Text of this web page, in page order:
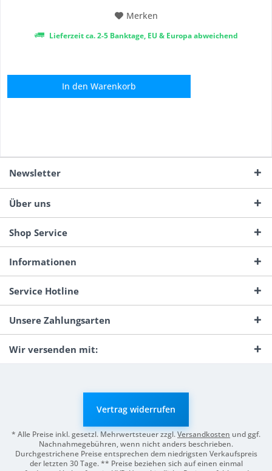
Merken
Lieferzeit ca. 2-5 Banktage, EU & Europa abweichend
In den Warenkorb
Newsletter
Über uns
Shop Service
Informationen
Service Hotline
Unsere Zahlungsarten
Wir versenden mit:
Vertrag widerrufen
* Alle Preise inkl. gesetzl. Mehrwertsteuer zzgl.Versandkosten und ggf.
Nachnahmegebühren, wenn nicht anders beschrieben.
Durchgestrichene Preise entsprechen dem niedrigsten Verkaufspreis
der letzten 30 Tage. ** Preise beziehen sich auf einen einmal